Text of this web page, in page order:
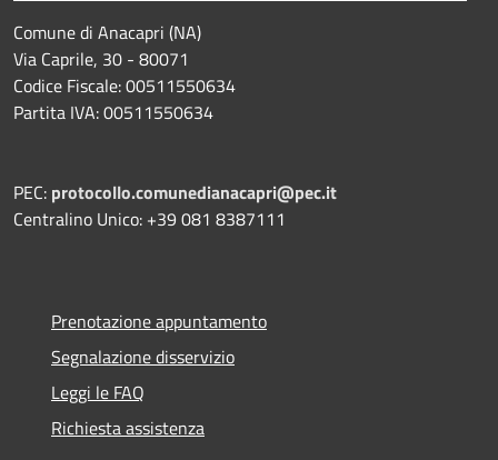
Comune di Anacapri (NA)
Via Caprile, 30 - 80071
Codice Fiscale: 00511550634
Partita IVA: 00511550634
PEC: protocollo.comunedianacapri@pec.it
Centralino Unico: +39 081 8387111
Prenotazione appuntamento
Segnalazione disservizio
Leggi le FAQ
Richiesta assistenza